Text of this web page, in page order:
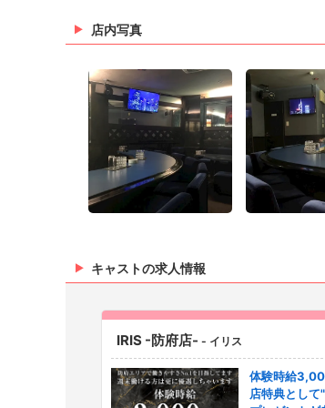
店内写真
キャストの求人情報
IRIS -防府店- - イリス
体験時給
店特典とし